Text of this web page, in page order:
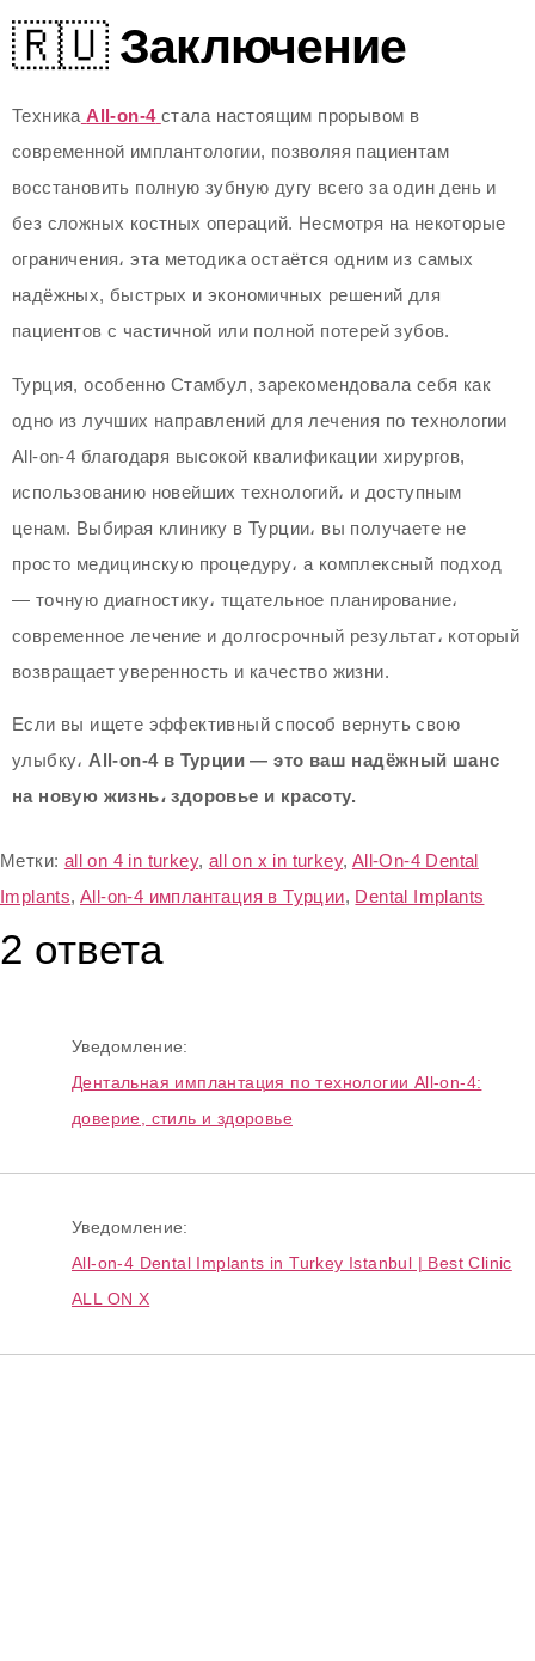
🇷🇺 Заключение
Техника All-on-4 стала настоящим прорывом в
современной имплантологии, позволяя пациентам
восстановить полную зубную дугу всего за один день и
без сложных костных операций. Несмотря на некоторые
ограничения، эта методика остаётся одним из самых
надёжных, быстрых и экономичных решений для
пациентов с частичной или полной потерей зубов.
Турция, особенно Стамбул, зарекомендовала себя как
одно из лучших направлений для лечения по технологии
All-on-4 благодаря высокой квалификации хирургов,
использованию новейших технологий، и доступным
ценам. Выбирая клинику в Турции، вы получаете не
просто медицинскую процедуру، а комплексный подход
— точную диагностику، тщательное планирование،
современное лечение и долгосрочный результат، который
возвращает уверенность и качество жизни.
Если вы ищете эффективный способ вернуть свою
улыбку، All-on-4 в Турции — это ваш надёжный шанс
на новую жизнь، здоровье и красоту.
Метки: all on 4 in turkey, all on x in turkey, All-On-4 Dental
Implants,All-on-4 имплантация в Турции, Dental Implants
2 ответа
Уведомление:
Дентальная имплантация по технологии All-on-4:
доверие, стиль и здоровье
Уведомление:
All-on-4 Dental Implants in Turkey Istanbul | Best Clinic
ALL ON X